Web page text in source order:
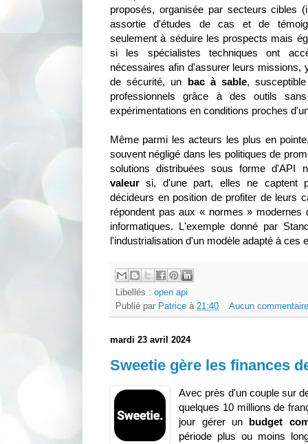
proposés, organisée par secteurs cibles
assortie d'études de cas et de
seulement à séduire les prospects mais
si les spécialistes techniques ont
nécessaires afin d'assurer leurs
de sécurité, un bac à sable,
professionnels grâce à des outils
expérimentations en conditions proches
Même parmi les acteurs les plus en
souvent négligé dans les politiques de
solutions distribuées sous forme d'API
valeur si, d'une part, elles ne captent
décideurs en position de profiter de leurs
répondent pas aux « normes » modernes
informatiques. L'exemple donné par
l'industrialisation d'un modèle adapté à ces
Libellés : open api
Publié par Patrice à 21:40 Aucun
mardi 23 avril 2024
Sweetie gère les finances
Avec près d'un couple sur
quelques 10 millions de
jour gérer un budget
période plus ou moins